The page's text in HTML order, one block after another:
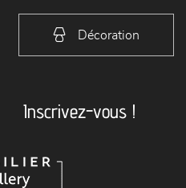
Décoration
Inscrivez-vous !